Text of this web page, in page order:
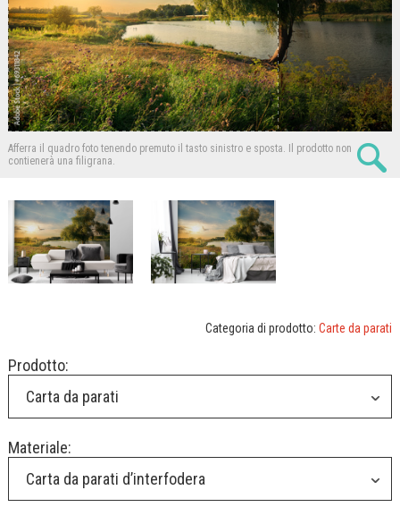
Afferra il quadro foto tenendo premuto il tasto sinistro e sposta.
Il prodotto non
contienerà una filigrana.
Categoria di prodotto: Carte da parati
Prodotto:
Carta da parati
Materiale:
Carta da parati d’interfodera